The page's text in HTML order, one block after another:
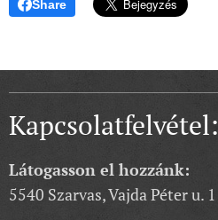
Share
Kapcsolatfelvétel:
Látogasson el hozzánk:
5540 Szarvas, Vajda Péter u. 1